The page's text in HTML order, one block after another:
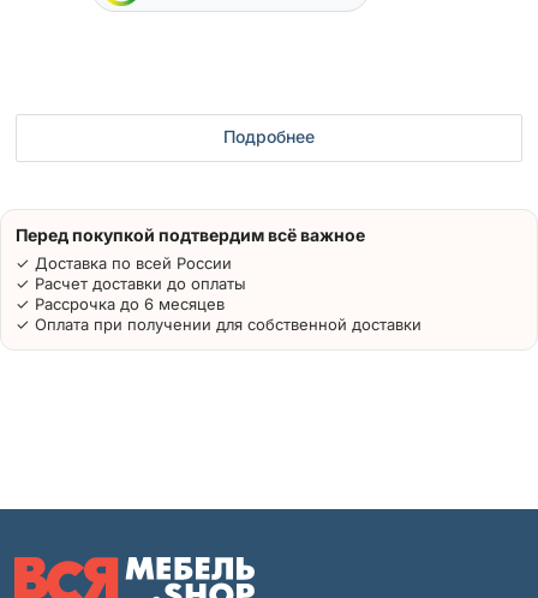
Подробнее
Перед покупкой подтвердим всё важное
✓ Доставка по всей России
✓ Расчет доставки до оплаты
✓ Рассрочка до 6 месяцев
✓ Оплата при получении для собственной доставки